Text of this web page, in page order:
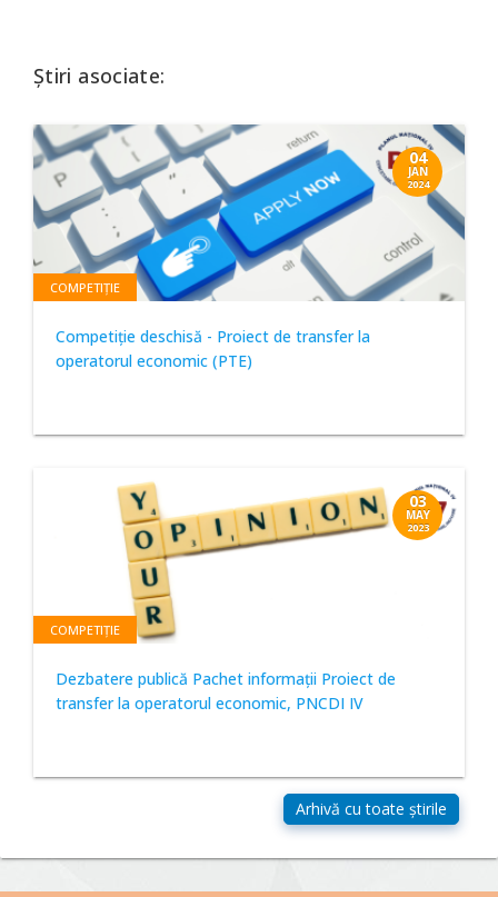
Știri asociate:
04
JAN
2024
COMPETIȚIE
Competiţie deschisă - Proiect de transfer la
operatorul economic (PTE)
03
MAY
2023
COMPETIȚIE
Dezbatere publică Pachet informații Proiect de
transfer la operatorul economic, PNCDI IV